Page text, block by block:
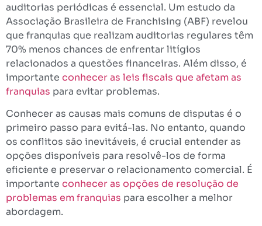
auditorias periódicas é essencial. Um estudo da
Associação Brasileira de Franchising (ABF) revelou
que franquias que realizam auditorias regulares têm
70% menos chances de enfrentar litígios
relacionados a questões financeiras. Além disso, é
importante conhecer as leis fiscais que afetam as
franquias para evitar problemas.
Conhecer as causas mais comuns de disputas é o
primeiro passo para evitá-las. No entanto, quando
os conflitos são inevitáveis, é crucial entender as
opções disponíveis para resolvê-los de forma
eficiente e preservar o relacionamento comercial. É
importante conhecer as opções de resolução de
problemas em franquias para escolher a melhor
abordagem.